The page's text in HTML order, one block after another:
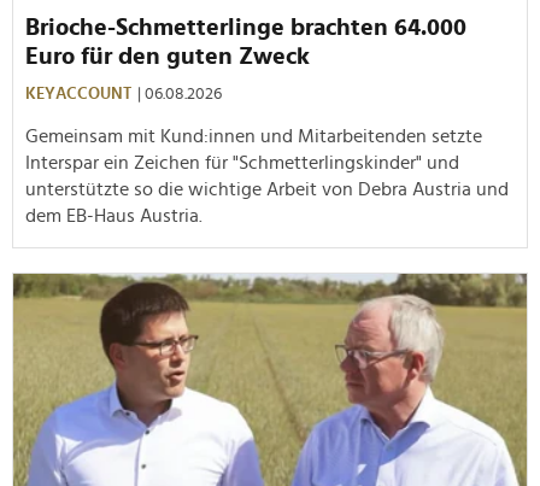
Brioche-Schmetterlinge brachten 64.000
Euro für den guten Zweck
KEYACCOUNT | 06.08.2026
Gemeinsam mit Kund:innen und Mitarbeitenden setzte
Interspar ein Zeichen für "Schmetterlingskinder" und
unterstützte so die wichtige Arbeit von Debra Austria und
dem EB-Haus Austria.